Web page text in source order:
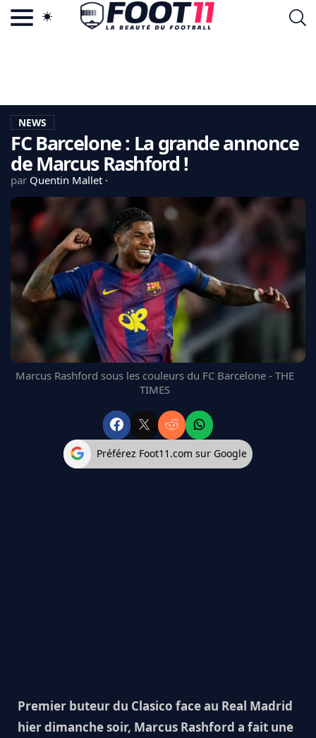
LA CHARTE
VIE PRIVÉE
CGU
CONTACTEZ-NOUS
MERCATO
CDM 2026
EDF
PSG
LIGUE 1
REAL MADRID
FC BARCELONE
MANCHESTER UNITED
CHELSEA
ARSENAL
NEWS
FC Barcelone : La grande annonce
de Marcus Rashford !
par Quentin Mallet
Marcus Rashford sous les couleurs du FC Barcelone - THE
TIMES
Préférez Foot11.com sur Google
Premier buteur du Clasico face au Real Madrid
hier dimanche soir, Marcus Rashford a fait une